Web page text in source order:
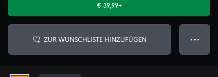
€ 39,99+
ZUR WUNSCHLISTE HINZUFÜGEN ● ● ●